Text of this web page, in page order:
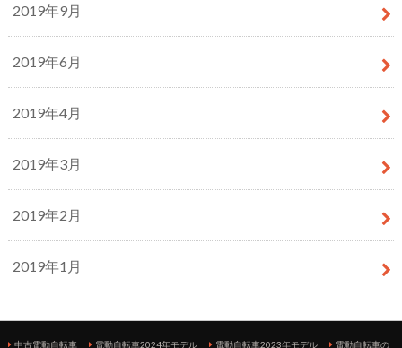
2019年9月
2019年6月
2019年4月
2019年3月
2019年2月
2019年1月
中古電動自転車 電動自転車2024年モデル 電動自転車2023年モデル 電動自転車の